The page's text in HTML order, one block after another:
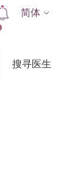
搜寻医生
简体